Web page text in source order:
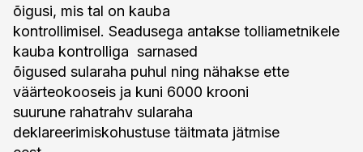
õigusi, mis tal on kauba
kontrollimisel. Seadusega antakse tolliametnikele
kauba kontrolliga sarnased
õigused sularaha puhul ning nähakse ette
väärteokooseis ja kuni 6000 krooni
suurune rahatrahv sularaha
deklareerimiskohustuse täitmata jätmise